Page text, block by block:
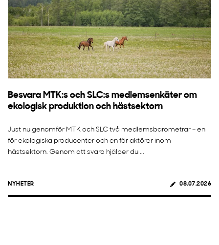
Besvara MTK:s och SLC:s medlemsenkäter om
ekologisk produktion och hästsektorn
Just nu genomför MTK och SLC två medlemsbarometrar – en
för ekologiska producenter och en för aktörer inom
hästsektorn. Genom att svara hjälper du ...
NYHETER 08.07.2026